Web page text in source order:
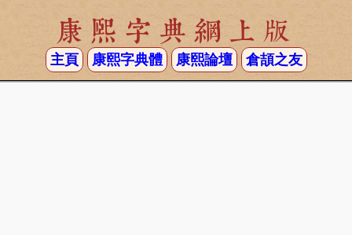
康熙字典網上版
主頁 康熙字典體 康熙論壇 倉頡之友